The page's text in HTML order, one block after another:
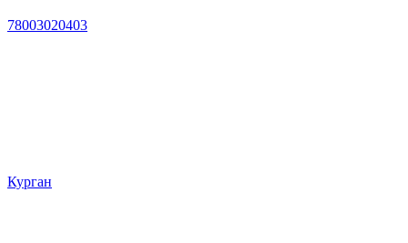
78003020403
Курган